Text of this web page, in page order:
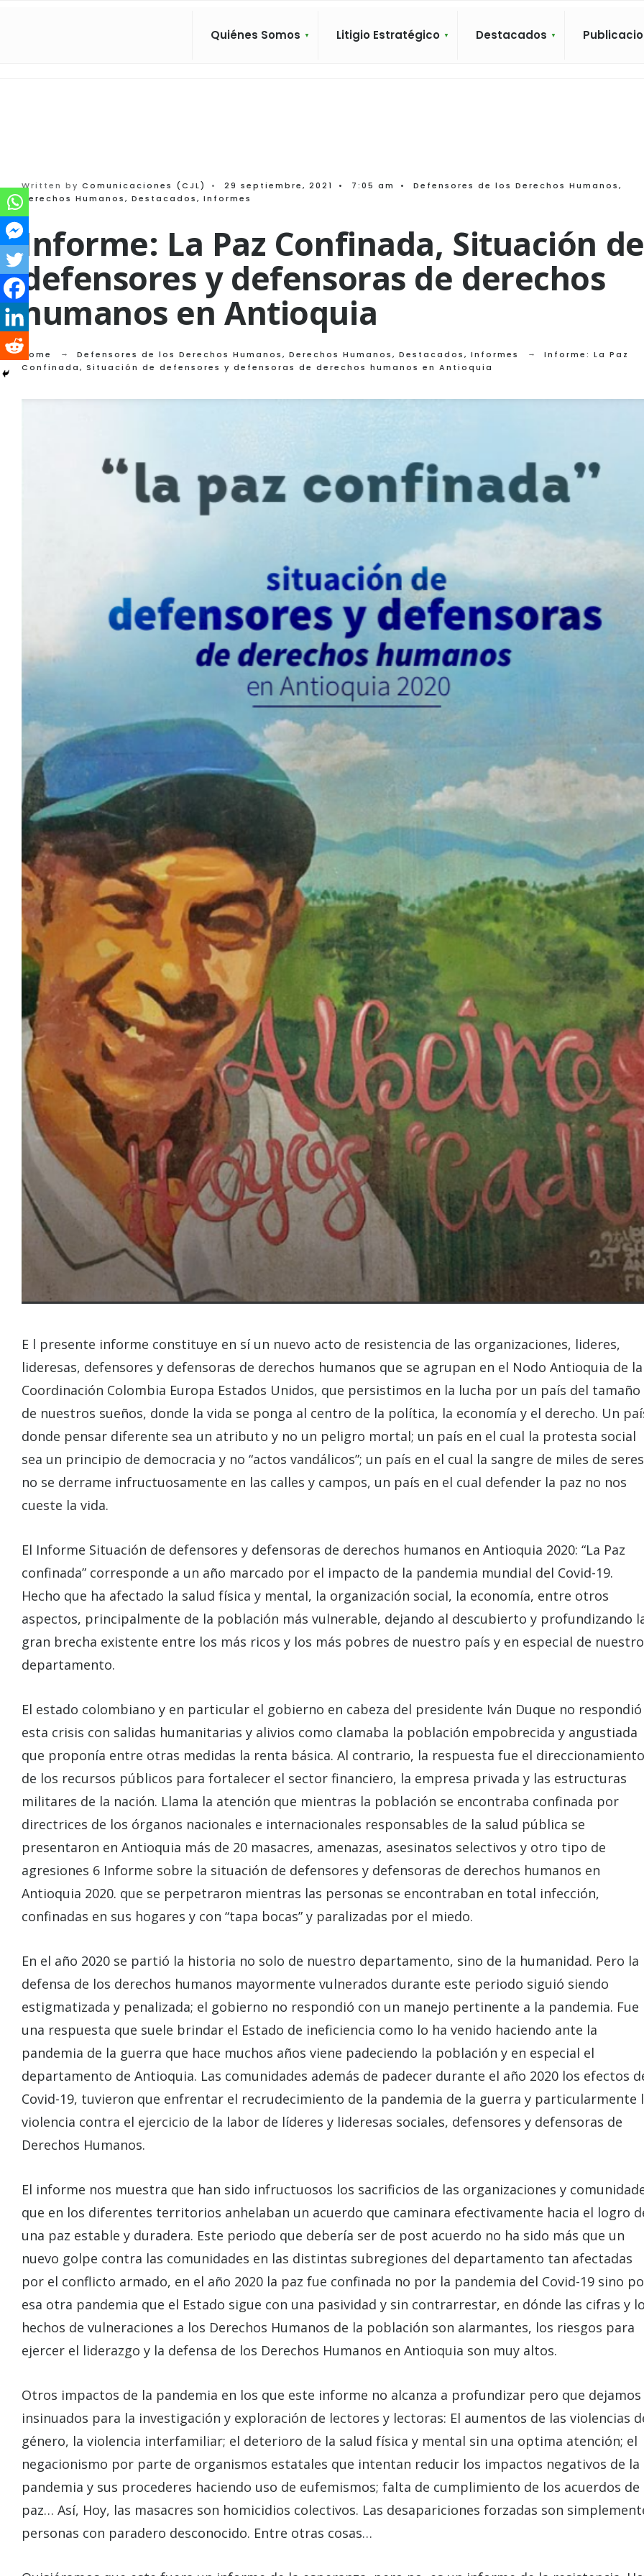
Quiénes Somos Litigio Estratégico Destacados
Written by Comunicaciones (CJL) • 29 septiembre, 2021 • 7:05 am • Defensores de los Derechos Humanos,
Derechos Humanos, Destacados, Informes
Informe: La Paz Confinada, Situación de
defensores y defensoras de derechos
humanos en Antioquia
Home Defensores de los Derechos Humanos, Derechos Humanos, Destacados, Informes
Informe: La Paz
Confinada, Situación de defensores y defensoras de derechos humanos en Antioquia
E l presente informe constituye en sí un nuevo acto de resistencia de las organizaciones, lideres,
lideresas, defensores y defensoras de derechos humanos que se agrupan en el Nodo Antioquia de la
Coordinación Colombia Europa Estados Unidos, que persistimos en la lucha por un país del tamaño
de nuestros sueños, donde la vida se ponga al centro de la política, la economía y el derecho. Un
donde pensar diferente sea un atributo y no un peligro mortal; un país en el cual la protesta social
sea un principio de democracia y no “actos vandálicos”; un país en el cual la sangre de miles de seres
no se derrame infructuosamente en las calles y campos, un país en el cual defender la paz no nos
cueste la vida.
El Informe Situación de defensores y defensoras de derechos humanos en Antioquia 2020: “La Paz
confinada” corresponde a un año marcado por el impacto de la pandemia mundial del Covid-19.
Hecho que ha afectado la salud física y mental, la organización social, la economía, entre otros
aspectos, principalmente de la población más vulnerable, dejando al descubierto y profundizando
gran brecha existente entre los más ricos y los más pobres de nuestro país y en especial de nuestro
departamento.
El estado colombiano y en particular el gobierno en cabeza del presidente Iván Duque no respondió
esta crisis con salidas humanitarias y alivios como clamaba la población empobrecida y angustiada
que proponía entre otras medidas la renta básica. Al contrario, la respuesta fue el direccionamiento
de los recursos públicos para fortalecer el sector financiero, la empresa privada y las estructuras
militares de la nación. Llama la atención que mientras la población se encontraba confinada por
directrices de los órganos nacionales e internacionales responsables de la salud pública se
presentaron en Antioquia más de 20 masacres, amenazas, asesinatos selectivos y otro tipo de
agresiones 6 Informe sobre la situación de defensores y defensoras de derechos humanos en
Antioquia 2020. que se perpetraron mientras las personas se encontraban en total infección,
confinadas en sus hogares y con “tapa bocas” y paralizadas por el miedo.
En el año 2020 se partió la historia no solo de nuestro departamento, sino de la humanidad. Pero la
defensa de los derechos humanos mayormente vulnerados durante este periodo siguió siendo
estigmatizada y penalizada; el gobierno no respondió con un manejo pertinente a la pandemia. Fue
una respuesta que suele brindar el Estado de ineficiencia como lo ha venido haciendo ante la
pandemia de la guerra que hace muchos años viene padeciendo la población y en especial el
departamento de Antioquia. Las comunidades además de padecer durante el año 2020 los efectos
Covid-19, tuvieron que enfrentar el recrudecimiento de la pandemia de la guerra y particularmente
violencia contra el ejercicio de la labor de líderes y lideresas sociales, defensores y defensoras de
Derechos Humanos.
El informe nos muestra que han sido infructuosos los sacrificios de las organizaciones y
que en los diferentes territorios anhelaban un acuerdo que caminara efectivamente hacia el logro
una paz estable y duradera. Este periodo que debería ser de post acuerdo no ha sido más que un
nuevo golpe contra las comunidades en las distintas subregiones del departamento tan afectadas
por el conflicto armado, en el año 2020 la paz fue confinada no por la pandemia del Covid-19 sino
esa otra pandemia que el Estado sigue con una pasividad y sin contrarrestar, en dónde las cifras y
hechos de vulneraciones a los Derechos Humanos de la población son alarmantes, los riesgos para
ejercer el liderazgo y la defensa de los Derechos Humanos en Antioquia son muy altos.
Otros impactos de la pandemia en los que este informe no alcanza a profundizar pero que dejamos
insinuados para la investigación y exploración de lectores y lectoras: El aumentos de las violencias
género, la violencia interfamiliar; el deterioro de la salud física y mental sin una optima atención; el
negacionismo por parte de organismos estatales que intentan reducir los impactos negativos de la
pandemia y sus procederes haciendo uso de eufemismos; falta de cumplimiento de los acuerdos de
paz… Así, Hoy, las masacres son homicidios colectivos. Las desapariciones forzadas son
personas con paradero desconocido. Entre otras cosas…